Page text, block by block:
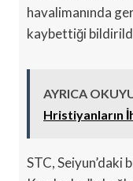
havalimanında
kaybettiği
AYRICA
Hristiyanların
STC, Seiyun’daki